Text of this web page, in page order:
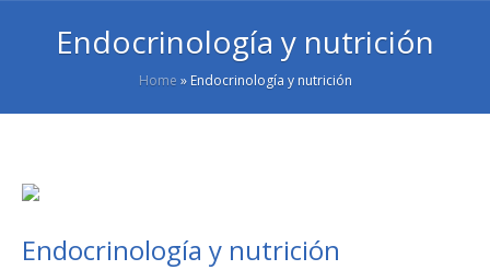
Endocrinología y nutrición
Home » Endocrinología y nutrición
Endocrinología y nutrición